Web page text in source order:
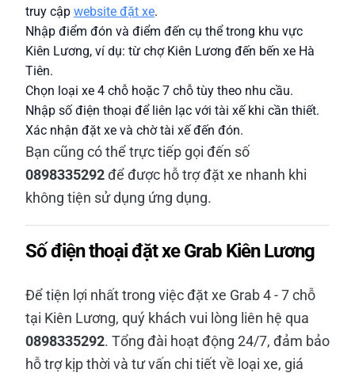
truy cập website đặt xe.
Nhập điểm đón và điểm đến cụ thể trong khu vực
Kiên Lương, ví dụ: từ chợ Kiên Lương đến bến xe Hà
Tiên.
Chọn loại xe 4 chỗ hoặc 7 chỗ tùy theo nhu cầu.
Nhập số điện thoại để liên lạc với tài xế khi cần thiết.
Xác nhận đặt xe và chờ tài xế đến đón.
Bạn cũng có thể trực tiếp gọi đến số
0898335292để được hỗ trợ đặt xe nhanh khi
không tiện sử dụng ứng dụng.
Số điện thoại đặt xe Grab Kiên Lương
Để tiện lợi nhất trong việc đặt xe Grab 4 - 7 chỗ
tại Kiên Lương, quý khách vui lòng liên hệ qua
0898335292. Tổng đài hoạt động 24/7, đảm bảo
hỗ trợ kịp thời và tư vấn chi tiết về loại xe, giá